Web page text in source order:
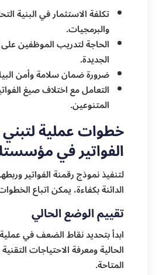
تكلفة الاستثمار في البنية
والبرمجيات.
الحاجة لتدريب الموظفين على
الجديدة.
ضرورة ضمان سلامة وأمن
التعامل مع اختلاف صيغ
المتنوعين.
خطوات عملية
الفواتير في
لتنفيذ نموذج رقمنة الفواتير
الدائنة بكفاءة، يمكن اتباع
تقييم الوضع الحالي
ابدأ بتحديد نقاط الضعف في عملية
الحالية ومعرفة الاحتياجات
المتاحة.